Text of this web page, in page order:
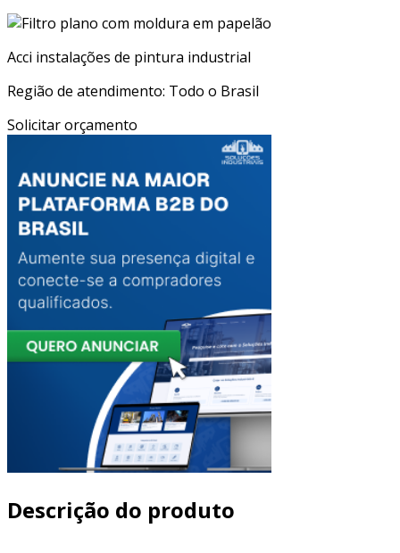
Acci instalações de pintura industrial
Região de atendimento: Todo o Brasil
Solicitar orçamento
Descrição do produto